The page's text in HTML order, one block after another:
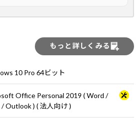
もっと詳しくみる
10 Pro 64ビット
Office Personal 2019 ( Word /
/ Outlook ) ( 法人向け )